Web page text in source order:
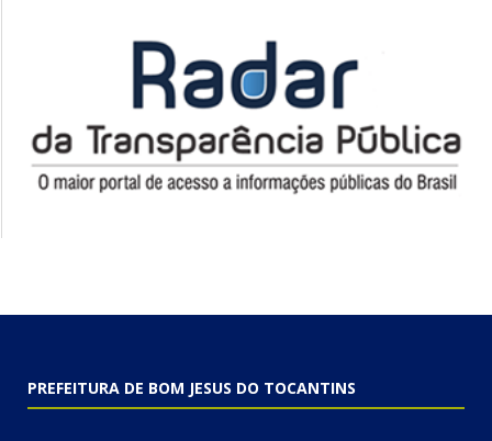
PREFEITURA DE BOM JESUS DO TOCANTINS